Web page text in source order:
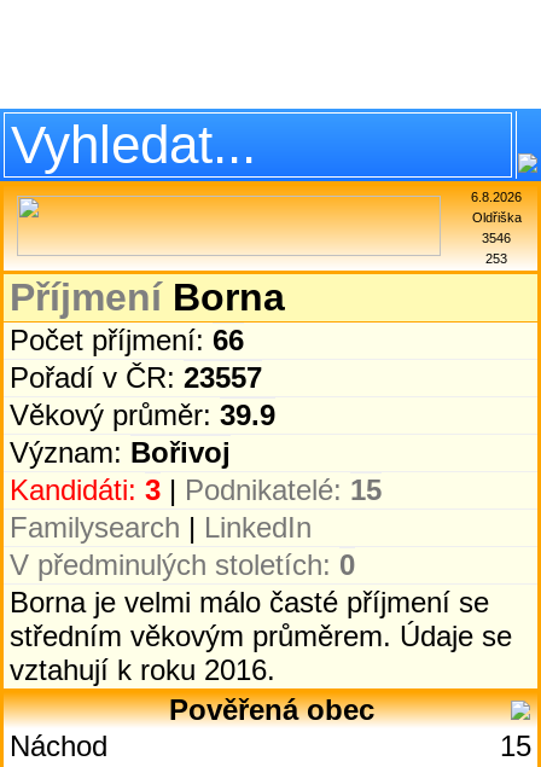
6.8.2026
Oldřiška
3546
253
PříjmeníBorna
Počet příjmení: 66
Pořadí v ČR: 23557
Věkový průměr: 39.9
Význam: Bořivoj
Kandidáti: 3 | Podnikatelé: 15
Familysearch | LinkedIn
V předminulých stoletích: 0
Borna je velmi málo časté příjmení se
středním věkovým průměrem. Údaje se
vztahují k roku 2016.
Pověřená obec
Náchod
15